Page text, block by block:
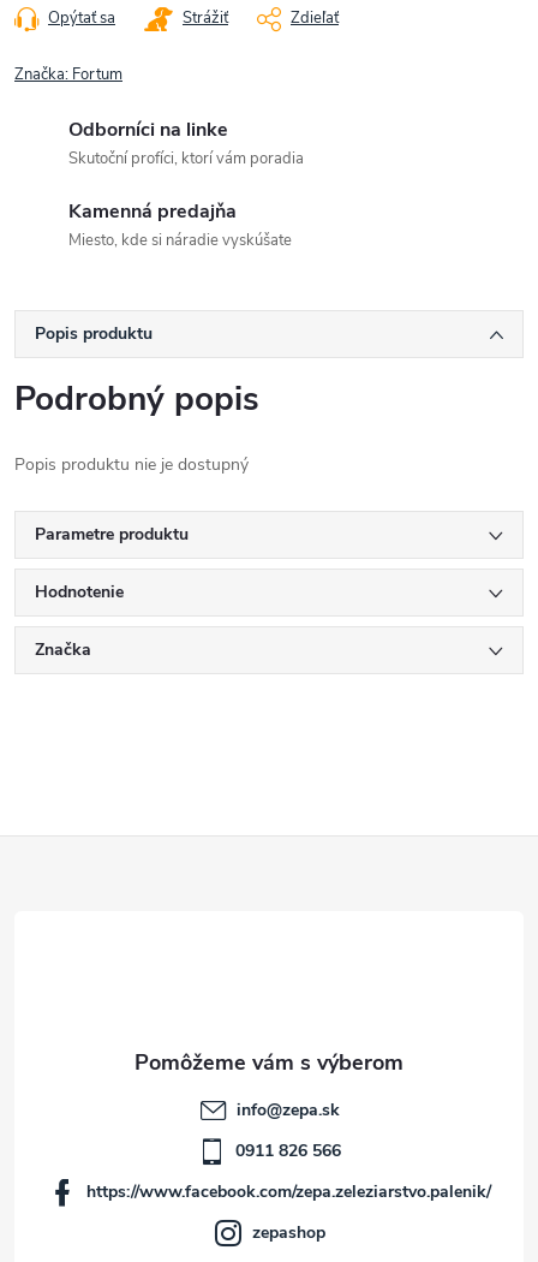
Opýtať sa Strážiť Zdieľať
Značka: Fortum
Odborníci na linke
Skutoční profíci, ktorí vám poradia
Kamenná predajňa
Miesto, kde si náradie vyskúšate
Popis produktu
Podrobný popis
Popis produktu nie je dostupný
Parametre produktu
Hodnotenie
Značka
info@zepa.sk
0911 826 566
https://www.facebook.com/zepa.zeleziarstvo.palenik/
zepashop